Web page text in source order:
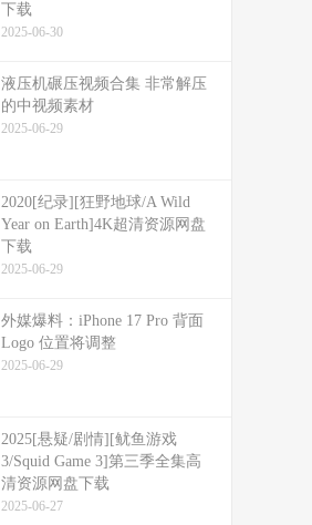
下载
2025-06-30
液压机碾压视频合集 非常解压
的中视频素材
2025-06-29
2020[纪录][狂野地球/A Wild
Year on Earth]4K超清资源网盘
下载
2025-06-29
外媒爆料：​​iPhone 17 Pro 背面
Logo 位置将调整​​
2025-06-29
2025[悬疑/剧情][鱿鱼游戏
3/Squid Game 3]第三季全集高
清资源网盘下载
2025-06-27